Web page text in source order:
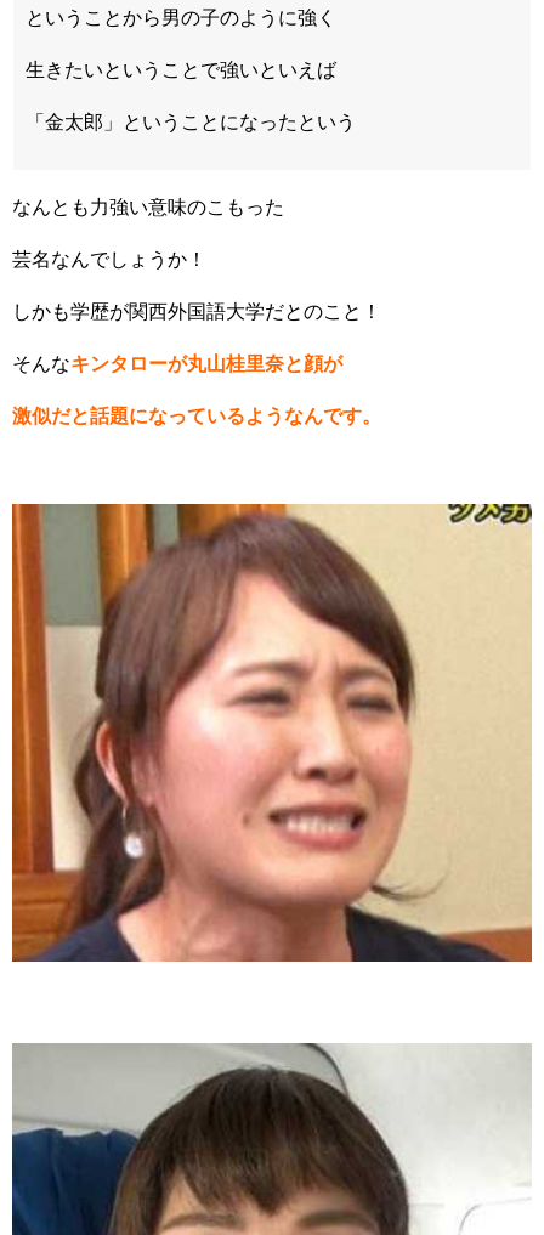
ということから男の子のように強く
生きたいということで強いといえば
「金太郎」ということになったという
なんとも力強い意味のこもった
芸名なんでしょうか！
しかも学歴が関西外国語大学だとのこと！
そんなキンタローが丸山桂里奈と顔が
激似だと話題になっているようなんです。